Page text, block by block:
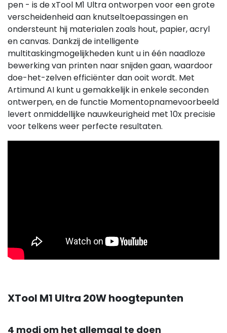
pen - is de xTool M1 Ultra ontworpen voor een grote
verscheidenheid aan knutseltoepassingen en
ondersteunt hij materialen zoals hout, papier, acryl
en canvas. Dankzij de intelligente
multitaskingmogelijkheden kunt u in één naadloze
bewerking van printen naar snijden gaan, waardoor
doe-het-zelven efficiënter dan ooit wordt. Met
Artimund AI kunt u gemakkelijk in enkele seconden
ontwerpen, en de functie Momentopnamevoorbeeld
levert onmiddellijke nauwkeurigheid met 10x precisie
voor telkens weer perfecte resultaten.
XTool M1 Ultra 20W hoogtepunten
4 modi om het allemaal te doen